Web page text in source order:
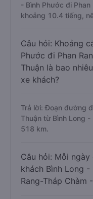
- Bình Phước đi Phan
khoảng 10.4 tiếng,
Câu hỏi: Khoảng
Phước đi Phan
Thuận là bao
xe khách?
Trả lời: Đoạn đường
Thuận từ Bình Long
518 km.
Câu hỏi: Mỗi
khách Bình Long -
Rang-Tháp Chàm